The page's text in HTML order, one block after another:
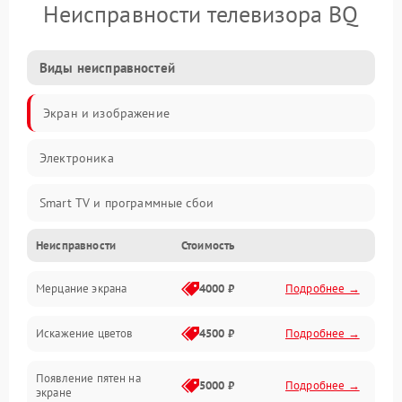
Неисправности телевизора BQ
Виды неисправностей
Экран и изображение
Электроника
Smart TV и программные сбои
Питание и запуск
Подсветка и LED-модули
Звук и аудиосистема
Сигнал и приём каналов
Неисправности Стоимость
Мерцание экрана 4000 ₽ Подробнее →
Искажение цветов 4500 ₽ Подробнее →
Появление пятен на
экране
5000 ₽ Подробнее →